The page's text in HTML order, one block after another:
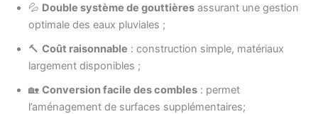
💦 Double système de gouttières assurant une gestion
optimale des eaux pluviales ;
🔨 Coût raisonnable : construction simple, matériaux
largement disponibles ;
🏡 Conversion facile des combles : permet
l’aménagement de surfaces supplémentaires;